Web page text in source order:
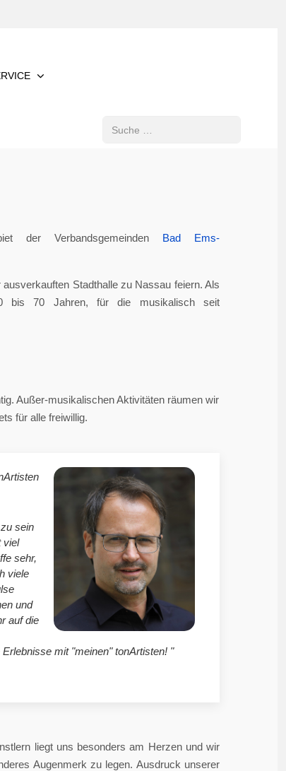
Suchen
der Verbandsgemeinden Bad Ems-
Stadthalle zu Nassau feiern. Als
bis 70 Jahren, für die musikalisch seit
Außer-musikalischen Aktivitäten räumen wir
für alle freiwillig.
sein
viel
sehr,
viele
und
auf die
mit "meinen" tonArtisten! "
liegt uns besonders am Herzen und wir
Augenmerk zu legen. Ausdruck unserer